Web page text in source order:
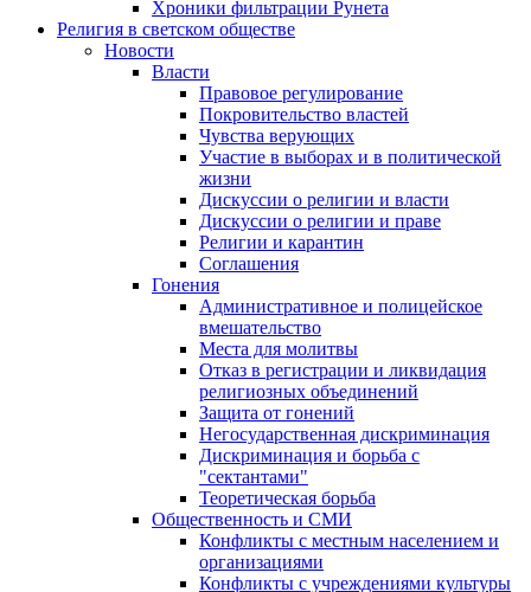
Хроники фильтрации Рунета
Религия в светском обществе
Новости
Власти
Правовое регулирование
Покровительство властей
Чувства верующих
Участие в выборах и в политической
жизни
Дискуссии о религии и власти
Дискуссии о религии и праве
Религии и карантин
Соглашения
Гонения
Административное и полицейское
вмешательство
Места для молитвы
Отказ в регистрации и ликвидация
религиозных объединений
Защита от гонений
Негосударственная дискриминация
Дискриминация и борьба с
"сектантами"
Теоретическая борьба
Общественность и СМИ
Конфликты с местным населением и
организациями
Конфликты с учреждениями культуры